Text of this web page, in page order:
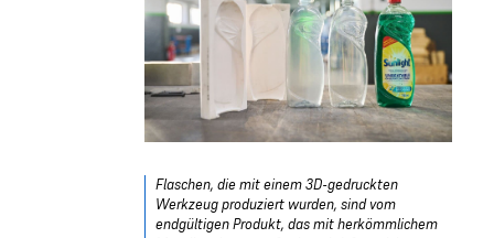
Flaschen, die mit einem 3D-gedruckten
Werkzeug produziert wurden, sind vom
endgültigen Produkt, das mit herkömmlichem